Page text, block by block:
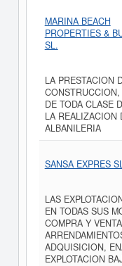
MARINA BEACH
PROPERTIES &
SL.
LA PRESTACION
DE TODA CLASE
LA REALIZACION
ALBANILERIA
SANSA EXPRES
LAS
EN TODAS SUS
COMPRA Y
ADQUISICION,
EXPLOTACION